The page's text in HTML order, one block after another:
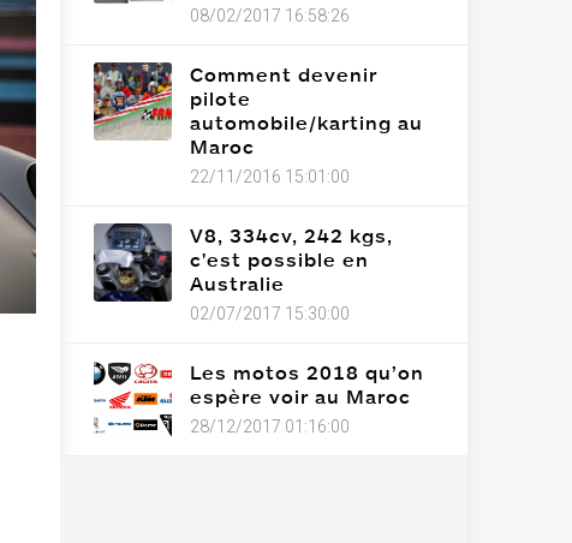
08/02/2017 16:58:26
Comment devenir
pilote
automobile/karting au
Maroc
22/11/2016 15:01:00
V8, 334cv, 242 kgs,
c'est possible en
Australie
02/07/2017 15:30:00
Les motos 2018 qu’on
espère voir au Maroc
28/12/2017 01:16:00